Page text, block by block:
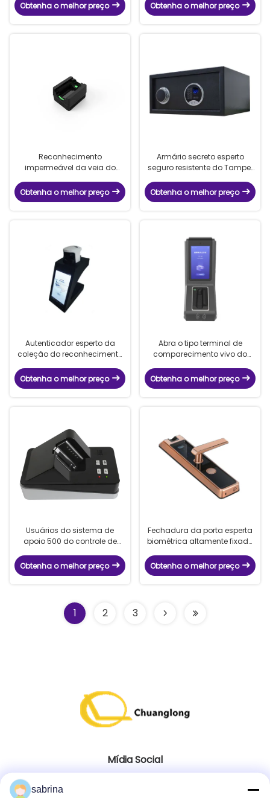
modal do
reconhecimento/cara da
Obtenha o melhor preço
reconhecimento da veia do
dedo
Obtenha o melhor preço
Reconhecimento
impermeável da veia do
esperto da fechadura da
porta da função com SDK
Obtenha o melhor preço
Armário secreto esperto
seguro resistente do Tamper
reconhecimento da veia do
dedo do anti-roubo
Obtenha o melhor preço
Autenticador esperto da
coleção do reconhecimento
dedo
Obtenha o melhor preço
Abra o tipo terminal de
comparecimento vivo do
reconhecimento da veia do
dedo
Obtenha o melhor preço
Usuários do sistema de
apoio 500 do controle de
da veia do dedo da alta
segurança
Obtenha o melhor preço
Fechadura da porta esperta
biométrica altamente fixada
reconhecimento da veia do
dedo
Obtenha o melhor preço
1 2 3
Mídia Social
sabrina